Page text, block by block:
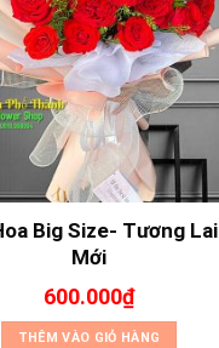
Big Size- Tương Lai
Mới
600.000₫
THÊM VÀO GIỎ HÀNG